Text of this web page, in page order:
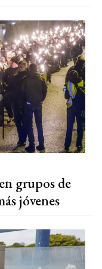
grupos de
jóvenes